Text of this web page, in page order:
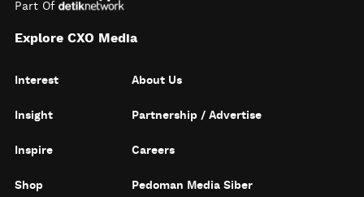
Part Of
Explore CXO Media
Interest
Insight
Inspire
Shop
About Us
Partnership / Advertise
Careers
Pedoman Media Siber